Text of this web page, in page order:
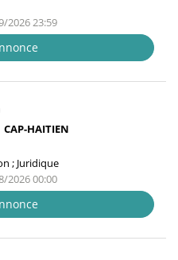
2026 23:59
FENÊTRE)
CAP-HAITIEN
; Juridique
2026 00:00